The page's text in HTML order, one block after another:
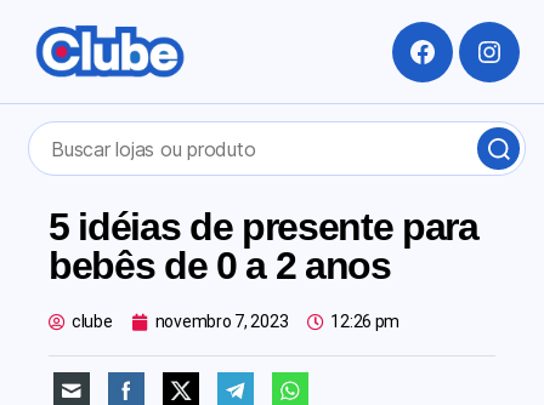
5 idéias de presente para
bebês de 0 a 2 anos
clube novembro 7, 2023 12:26 pm